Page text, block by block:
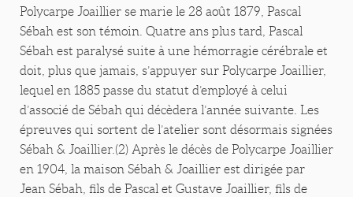
Polycarpe Joaillier se marie le 28 août 1879, Pascal
Sébah est son témoin. Quatre ans plus tard, Pascal
Sébah est paralysé suite à une hémorragie cérébrale et
doit, plus que jamais, s’appuyer sur Polycarpe Joaillier,
lequel en 1885 passe du statut d’employé à celui
d’associé de Sébah qui décèdera l’année suivante. Les
épreuves qui sortent de l’atelier sont désormais signées
Sébah & Joaillier.(2) Après le décès de Polycarpe Joaillier
en 1904, la maison Sébah & Joaillier est dirigée par
Jean Sébah, fils de Pascal et Gustave Joaillier, fils de